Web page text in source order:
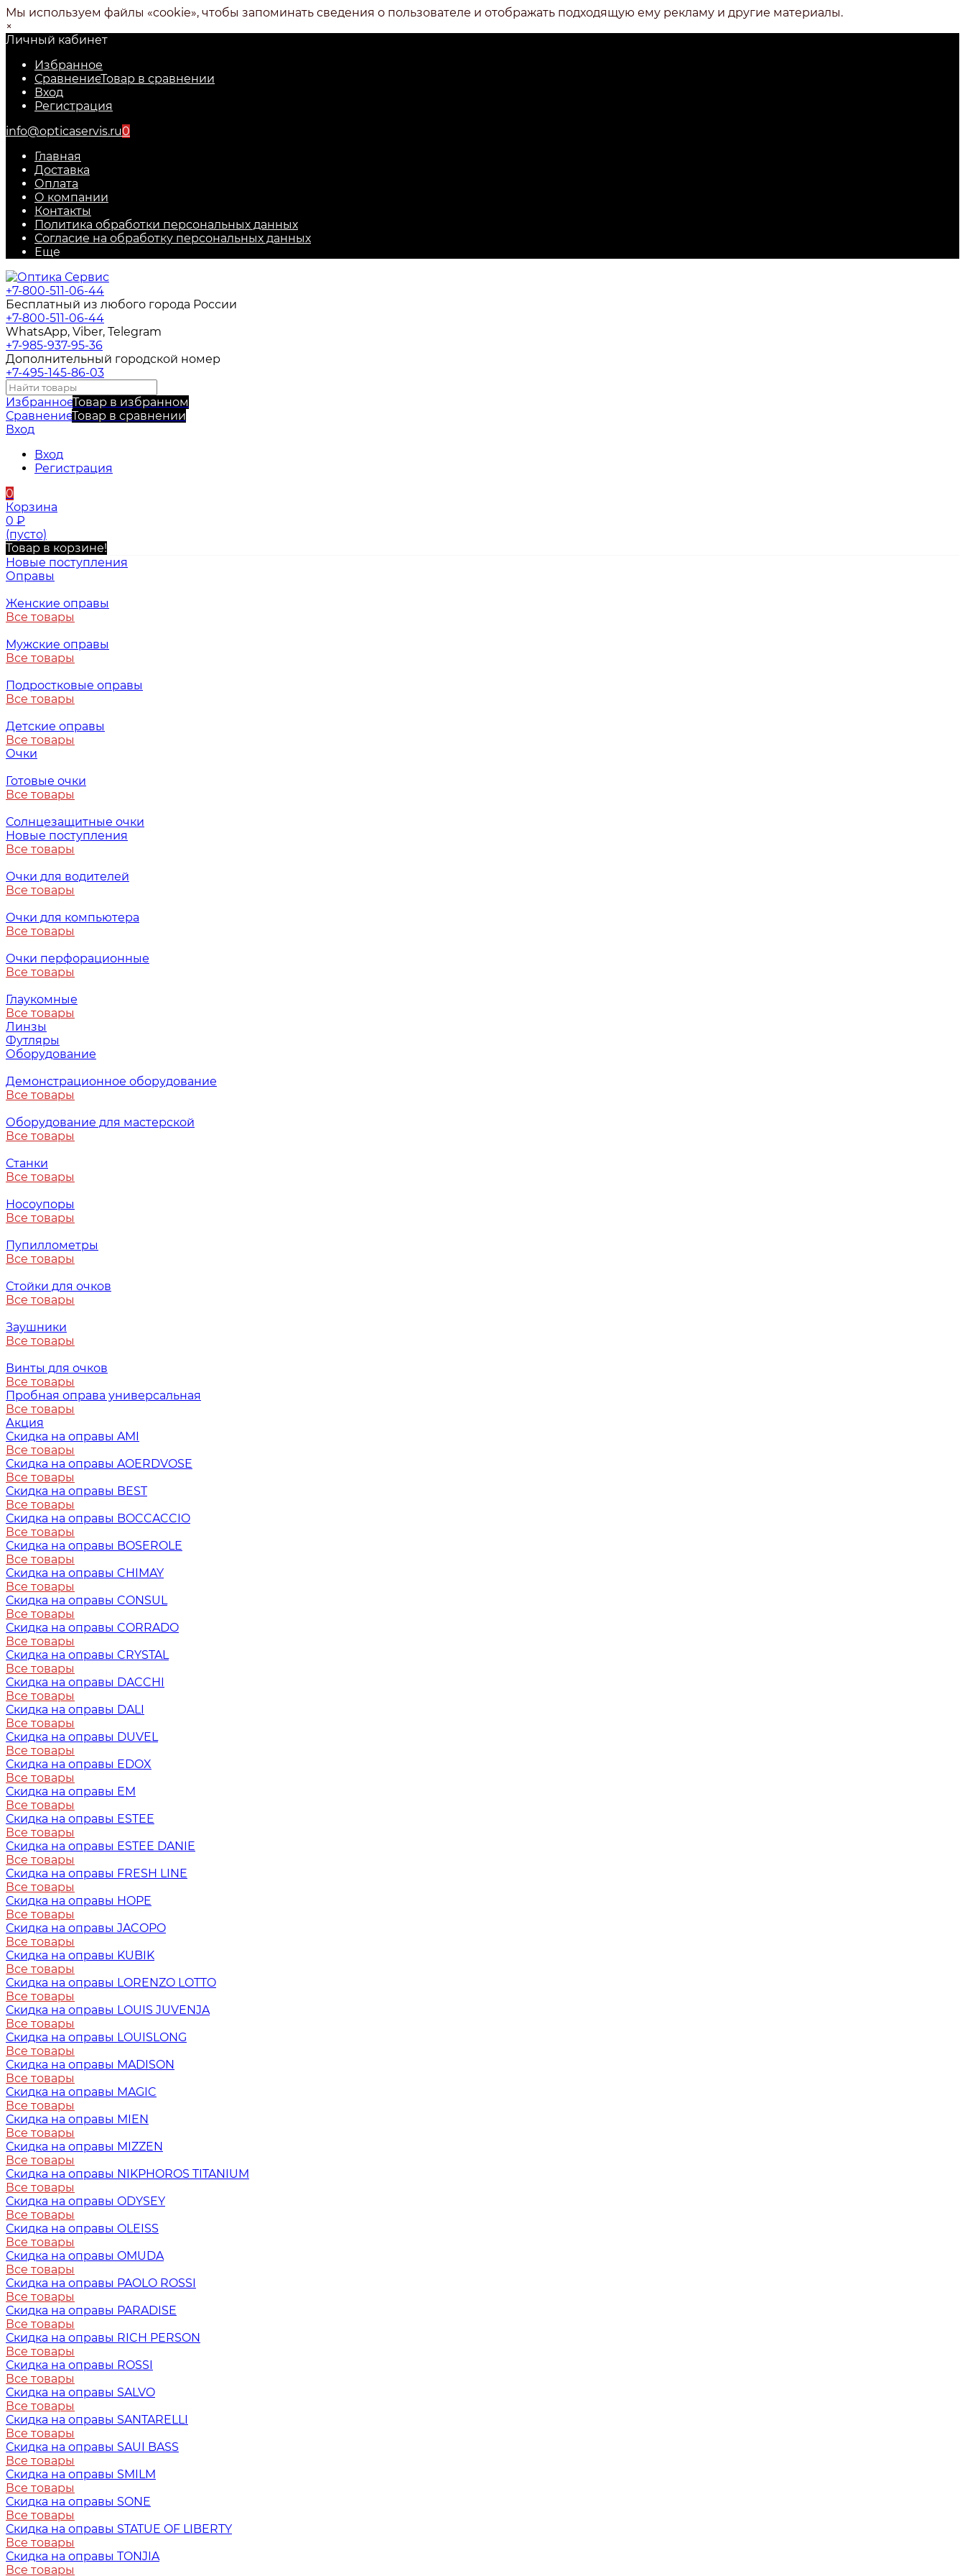
Мы используем файлы «cookie», чтобы запоминать сведения о пользователе и отображать подходящую ему рекламу и другие материалы.
×
Личный кабинет
Избранное
СравнениеТовар в сравнении
Вход
Регистрация
info@opticaservis.ru0
Главная
Доставка
Оплата
О компании
Контакты
Политика обработки персональных данных
Согласие на обработку персональных данных
Еще
+7-800-511-06-44
Бесплатный из любого города России
+7-800-511-06-44
WhatsApp, Viber, Telegram
+7-985-937-95-36
Дополнительный городской номер
+7-495-145-86-03
ИзбранноеТовар в избранном
СравнениеТовар в сравнении
Вход
Вход
Регистрация
0
Корзина
0 ₽
(пусто)
Товар в корзине!
Новые поступления
Оправы
Женские оправы
Все товары
Мужские оправы
Все товары
Подростковые оправы
Все товары
Детские оправы
Все товары
Очки
Готовые очки
Все товары
Солнцезащитные очки
Новые поступления
Все товары
Очки для водителей
Все товары
Очки для компьютера
Все товары
Очки перфорационные
Все товары
Глаукомные
Все товары
Линзы
Футляры
Оборудование
Демонстрационное оборудование
Все товары
Оборудование для мастерской
Все товары
Станки
Все товары
Носоупоры
Все товары
Пупиллометры
Все товары
Стойки для очков
Все товары
Заушники
Все товары
Винты для очков
Все товары
Пробная оправа универсальная
Все товары
Акция
Скидка на оправы AMI
Все товары
Скидка на оправы AOERDVOSE
Все товары
Скидка на оправы BEST
Все товары
Скидка на оправы BOCCACCIO
Все товары
Скидка на оправы BOSEROLE
Все товары
Скидка на оправы CHIMAY
Все товары
Скидка на оправы CONSUL
Все товары
Скидка на оправы CORRADO
Все товары
Скидка на оправы CRYSTAL
Все товары
Скидка на оправы DACCHI
Все товары
Скидка на оправы DALI
Все товары
Скидка на оправы DUVEL
Все товары
Скидка на оправы EDOX
Все товары
Скидка на оправы EM
Все товары
Скидка на оправы ESTEE
Все товары
Скидка на оправы ESTEE DANIE
Все товары
Скидка на оправы FRESH LINE
Все товары
Скидка на оправы HOPE
Все товары
Скидка на оправы JACOPO
Все товары
Скидка на оправы KUBIK
Все товары
Скидка на оправы LORENZO LOTTO
Все товары
Скидка на оправы LOUIS JUVENJA
Все товары
Скидка на оправы LOUISLONG
Все товары
Скидка на оправы MADISON
Все товары
Скидка на оправы MAGIC
Все товары
Скидка на оправы MIEN
Все товары
Скидка на оправы MIZZEN
Все товары
Скидка на оправы NIKPHOROS TITANIUM
Все товары
Скидка на оправы ODYSEY
Все товары
Скидка на оправы OLEISS
Все товары
Скидка на оправы OMUDA
Все товары
Скидка на оправы PAOLO ROSSI
Все товары
Скидка на оправы PARADISE
Все товары
Скидка на оправы RICH PERSON
Все товары
Скидка на оправы ROSSI
Все товары
Скидка на оправы SALVO
Все товары
Скидка на оправы SANTARELLI
Все товары
Скидка на оправы SAUI BASS
Все товары
Скидка на оправы SMILM
Все товары
Скидка на оправы SONE
Все товары
Скидка на оправы STATUE OF LIBERTY
Все товары
Скидка на оправы TONJIA
Все товары